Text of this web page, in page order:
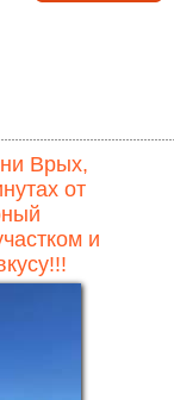
Врых,
от
и